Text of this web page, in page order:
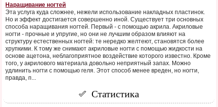
Наращивание ногтей
Эта услуга куда сложнее, нежели использование накладных пластинок.
Но и эффект достигается совершенно иной. Существует три основных
способа наращивания ногтей. Первый - с помощью акрила. Акриловые
ногти - прочные и упругие, но они не лучшим образом влияют на
структуру естественных ногтей: те нередко желтеют, становятся более
хрупкими. К тому же снимают акриловые ногти с помощью жидкости на
основе ацетона, неблагоприятное воздействие которого известно. Кроме
того, у акрилового материала довольно неприятный запах. Можно
удлинить ногти с помощью геля. Этот способ менее вреден, но ногти,
правда, п...
Статистика